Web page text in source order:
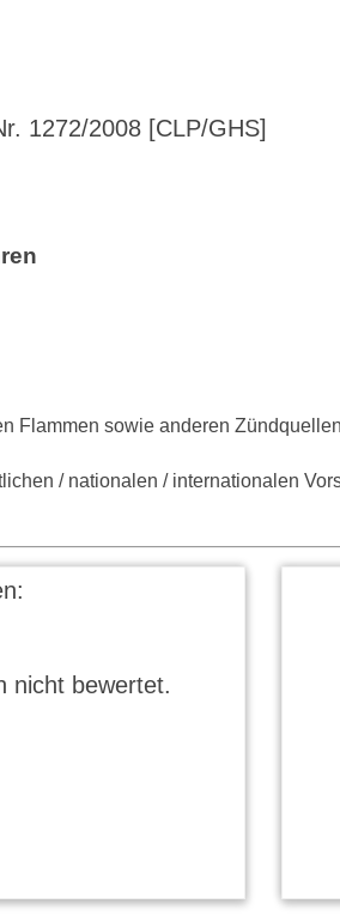
1272/2008 [CLP/GHS]
Flammen sowie anderen
/ nationalen / internationalen
nicht bewertet.